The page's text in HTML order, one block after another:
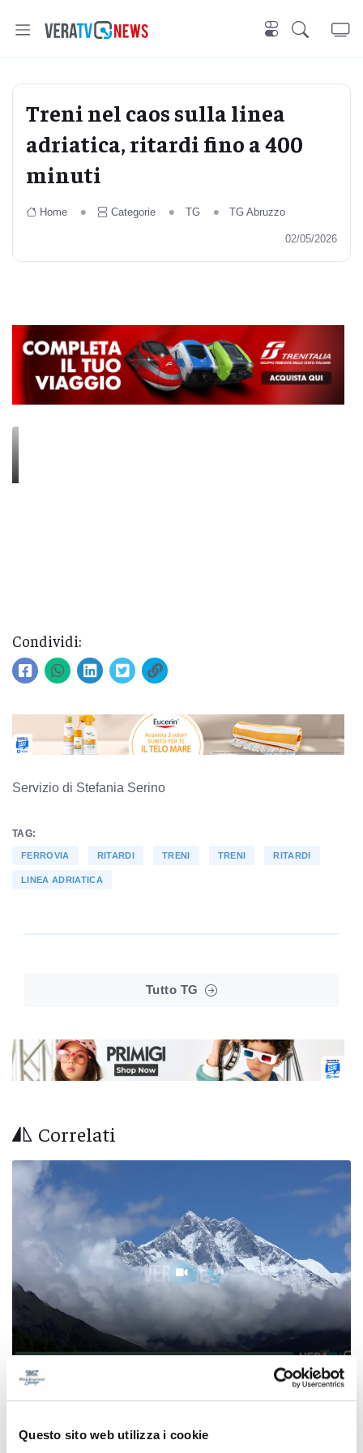
Questo sito web utilizza i cookie
Treni nel caos sulla linea
adriatica, ritardi fino a 400
minuti
Home Categorie TG TG Abruzzo
02/05/2026
Condividi:
Servizio di Stefania Serino
TAG:
FERROVIA RITARDI TRENI TRENI RITARDI
LINEA ADRIATICA
Tutto TG
Correlati
c’è anche il teramano Di Marcello